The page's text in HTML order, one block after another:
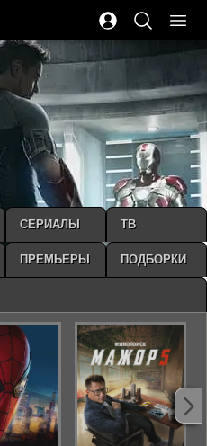
СЕРИАЛЫ ТВ
ПРЕМЬЕРЫ ПОДБОРКИ